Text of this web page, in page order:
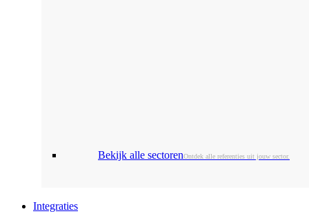
Bekijk alle sectorenOntdek alle referenties uit jouw sector.
Integraties